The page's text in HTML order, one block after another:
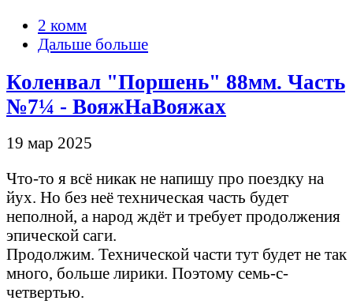
2 комм
Дальше больше
Коленвал "Поршень" 88мм. Часть
№7¼ - ВояжНаВояжах
19 мар 2025
Что-то я всё никак не напишу про поездку на
йух. Но без неё техническая часть будет
неполной, а народ ждёт и требует продолжения
эпической саги.
Продолжим. Технической части тут будет не так
много, больше лирики. Поэтому семь-с-
четвертью.